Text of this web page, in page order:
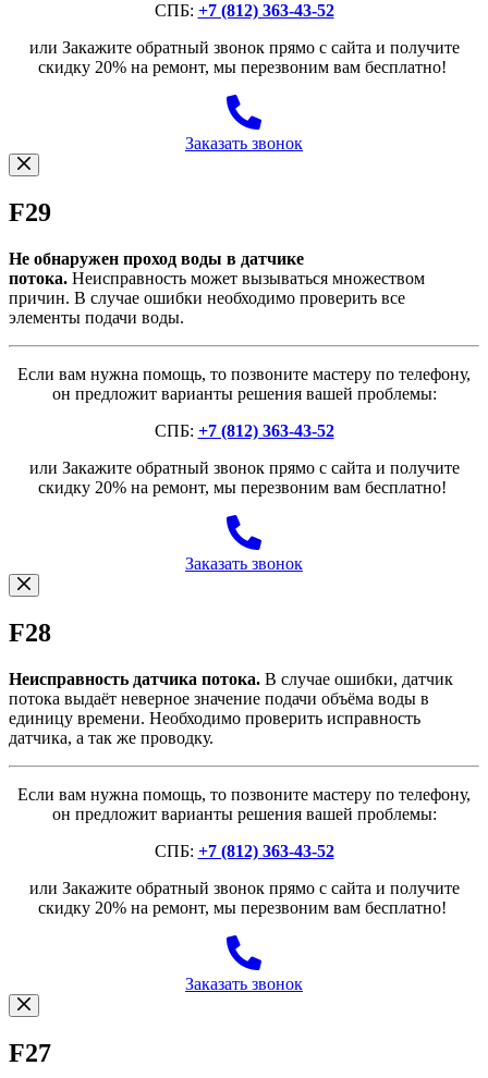
СПБ: +7 (812) 363-43-52
или Закажите обратный звонок прямо с сайта и получите
скидку 20% на ремонт, мы перезвоним вам бесплатно!
Заказать звонок
F29
Не обнаружен проход воды в датчике
потока. Неисправность может вызываться множеством
причин. В случае ошибки необходимо проверить все
элементы подачи воды.
Если вам нужна помощь, то позвоните мастеру по телефону,
он предложит варианты решения вашей проблемы:
СПБ: +7 (812) 363-43-52
или Закажите обратный звонок прямо с сайта и получите
скидку 20% на ремонт, мы перезвоним вам бесплатно!
Заказать звонок
F28
Неисправность датчика потока. В случае ошибки, датчик
потока выдаёт неверное значение подачи объёма воды в
единицу времени. Необходимо проверить исправность
датчика, а так же проводку.
Если вам нужна помощь, то позвоните мастеру по телефону,
он предложит варианты решения вашей проблемы:
СПБ: +7 (812) 363-43-52
или Закажите обратный звонок прямо с сайта и получите
скидку 20% на ремонт, мы перезвоним вам бесплатно!
Заказать звонок
F27